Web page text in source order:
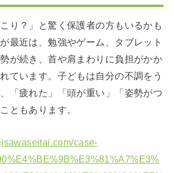
り？」と驚く保護者の方もいるかも
最近は、勉強やゲーム、タブレット
が続き、首や肩まわりに負担がかか
ています。子どもは自分の不調をう
「疲れた」「頭が重い」「姿勢がつ
ともあります。
case-